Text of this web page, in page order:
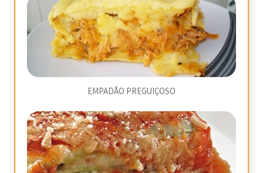
EMPADÃO PREGUIÇOSO